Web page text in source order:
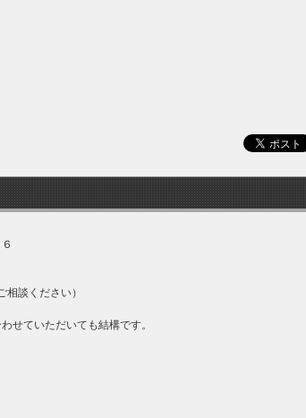
談ください）
せていただいても結構です。